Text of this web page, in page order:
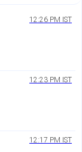
12:26 PM IST
12:23 PM IST
12:17 PM IST